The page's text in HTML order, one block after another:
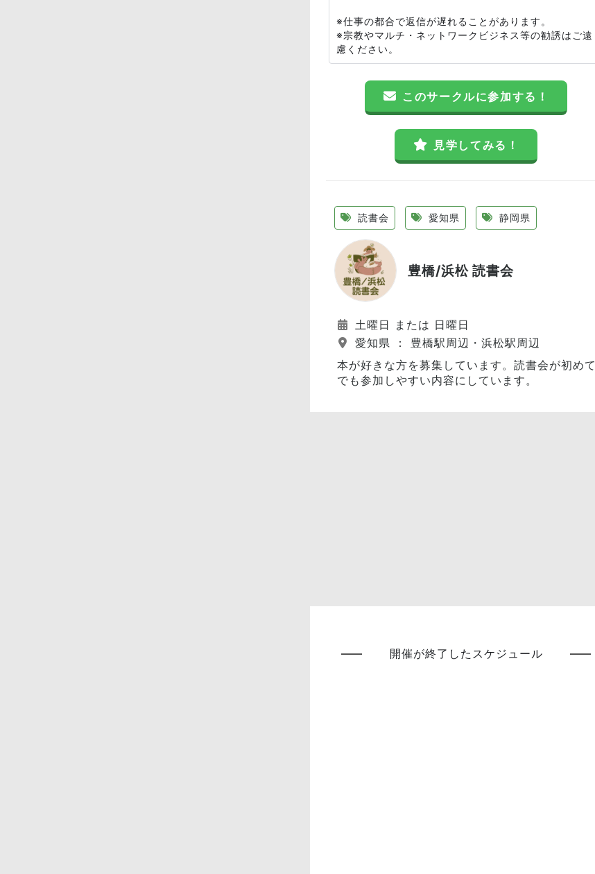
※仕事の都合で返信が遅れることがあります。
※宗教やマルチ・ネットワークビジネス等の勧誘はご遠
慮ください。
このサークルに参加する！
見学してみる！
読書会 愛知県 静岡県
豊橋/浜松 読書会
土曜日 または 日曜日
愛知県 ： 豊橋駅周辺・浜松駅周辺
本が好きな方を募集しています。読書会が初めて
でも参加しやすい内容にしています。
開催が終了したスケジュール